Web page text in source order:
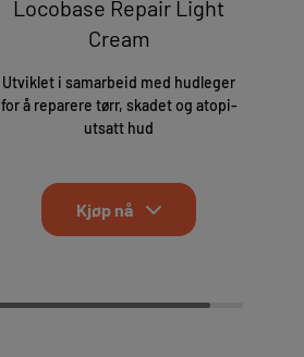
Locobase Repair Light
Cream
Utviklet i samarbeid med hudleger
for å reparere tørr, skadet og atopi-
utsatt hud
Kjøp nå